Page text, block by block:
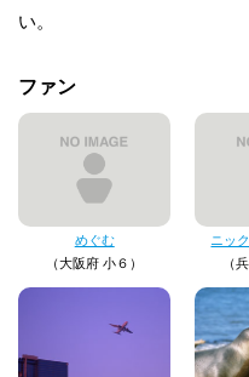
い。
ファン
めぐむ
（大阪府 小６）
ニッ
（